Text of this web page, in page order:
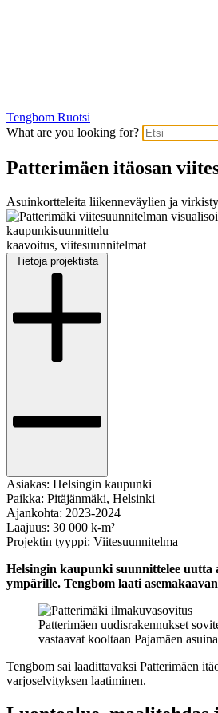
Tengbom Ruotsi
What are you looking for?
Patterimäen itäosan
Asuinkortteleita liikenneväylien ja
kaupunkisuunnittelu
kaavoitus, viitesuunnitelmat
Tietoja projektista
Asiakas: Helsingin kaupunki
Paikka: Pitäjänmäki, Helsinki
Ajankohta: 2023-2024
Laajuus: 30 000 k-m²
Projektin tyyppi: Viitesuunnitelma
Helsingin kaupunki suunnittelee uutta
ympärille. Tengbom laati
Patterimäen uudisrakennukset
vastaavat kooltaan Pajamäen
Tengbom sai laadittavaksi Patterimäen
varjoselvityksen laatiminen.